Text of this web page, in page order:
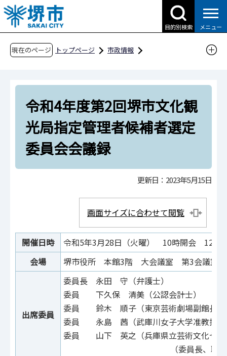
こ
の
ペ
目的別検索 メニュー
現在のページ トップページ
市政情報
指定管理者候補者選定委員会会議録等
令和4年度第2回堺市文化観光局指定管理者候補
者選定委員会会議録
令和4年度第2回堺市文化観
光局指定管理者候補者選定
委員会会議録
更新日：2023年5月15日
画面サイズに合わせて閲覧
開催日時
令和5年3月28日（火曜） 10時開会 12時
会場
堺市役所 本館3階 大会議室 第3会議室
出席委員
委員長 永田 守（弁護士）
委員 下久保 清美（公認会計士）
委員 鈴木 順子（東京芸術劇場副館長）
委員 永島 茜（武庫川女子大学准教授）
委員 山下 英之（兵庫県立芸術文化セン
（委員長、職